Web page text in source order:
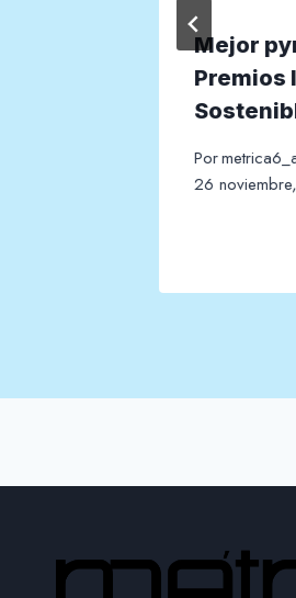
Mejor
Premios
Por
26